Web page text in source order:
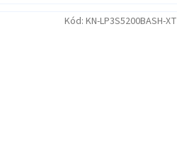
Kód: KN-LP3S5200BASH-XT